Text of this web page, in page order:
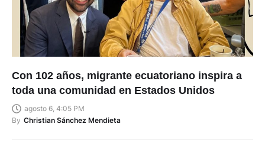
Con 102 años, migrante ecuatoriano inspira a
toda una comunidad en Estados Unidos
agosto 6, 4:05 PM
By Christian Sánchez Mendieta